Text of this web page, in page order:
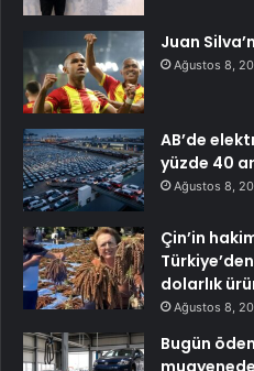
Juan
Ağustos 8,
AB’de
yüzde 40
Ağustos 8,
Çin’in
dolarlık
Ağustos 8,
Bugün